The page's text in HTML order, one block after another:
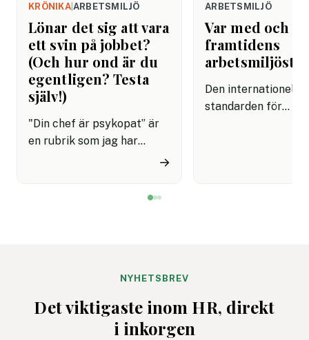
KRÖNIKA| ARBETSMILJÖ
Lönar det sig att vara
ett svin på jobbet?
(Och hur ond är du
egentligen? Testa
själv!)
"Din chef är psykopat” är
en rubrik som jag har
har jag bildsatt den med
Cards”. Han är den ultimata
beteendevetare kallar
”Den mörka triaden” –
→
ARBETSMILJÖ
Var med och
framtidens
Den internationella
standarden för
över.
NYHETSBREV
Det viktigaste inom HR, direkt
i inkorgen